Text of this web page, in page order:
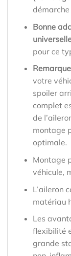
Bonne
pour ce
votre
spoiler
complet
de
montage
optimale.
Montage
véhicule,
L’aileron
matériau
Les
flexibilité
grande